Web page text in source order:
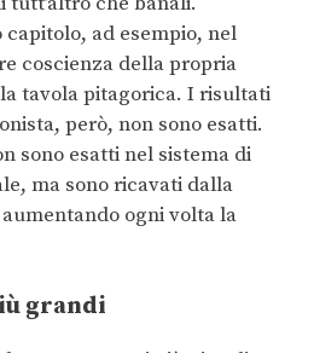
capitolo, ad esempio, nel
coscienza della propria
tavola pitagorica. I risultati
però, non sono esatti.
sono esatti nel sistema di
ma sono ricavati dalla
ogni volta la
grandi